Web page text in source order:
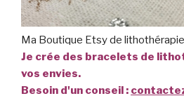
Ma Boutique Etsy de lithothérapie
Je crée des bracelets de
vos envies.
Besoin d'un conseil :